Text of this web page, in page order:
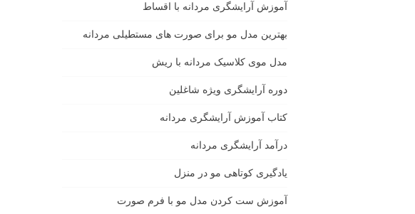
آموزش آرایشگری مردانه با اقساط
بهترین مدل مو برای صورت های مستطیلی مردانه
مدل موی کلاسیک مردانه با ریش
دوره آرایشگری ویژه شاغلین
کتاب آموزش آرایشگری مردانه
درآمد آرایشگری مردانه
یادگیری كوتاهى مو در منزل
آموزش ست كردن مدل مو با فرم صورت